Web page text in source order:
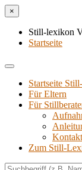
×
Still-lexikon
Startseite
Startseite
Für Eltern
Für
Kon­takt
Zum Still-